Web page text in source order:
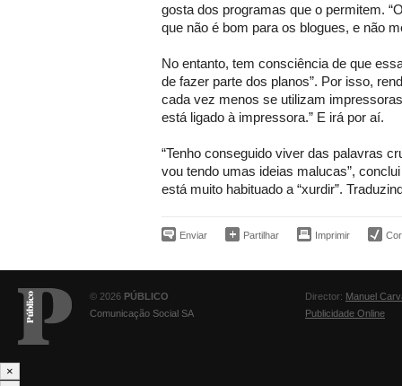
gosta dos programas que o permitem.
que não é bom para os blogues, e não
No entanto, tem consciência de que
de fazer parte dos planos”. Por isso,
cada vez menos se utilizam
está ligado à impressora.” E irá por aí.
“Tenho conseguido viver das palavras
vou tendo umas ideias malucas”,
está muito habituado a “xurdir”.
Enviar Partilhar Imprimir
© 2026 PÚBLICO
Comunicação Social SA
Director: Manuel
Publicidade Online
×